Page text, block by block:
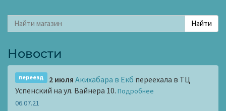
Новости
переезд 2 июля Акихабара в Екб переехала в ТЦ
Успенский на ул. Вайнера 10. Подробнее
06.07.21